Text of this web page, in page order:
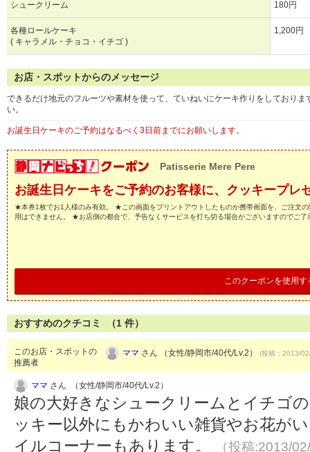
シュークリーム 180円
各種ロールケーキ
( キャラメル・チョコ・イチゴ )
1,200円
お店・スポットからのメッセージ
できるだけ地元のフルーツや素材を使って、ていねいにケーキ作りをしており
い。
お誕生日ケーキのご予約はなるべく3日前までにお願いします。
Patisserie Mere Pere
お誕生日ケーキをご予約のお客様に、クッキープレ
★本券1枚でお1人様のみ有効。 ★この画面をプリントアウトしたものか携帯画面を、ご注文
用はできません。 ★お店側の都合で、予告なくサービスを打ち切る場合がございますのでご了
このクーポンを使用す
おすすめのクチコミ （1 件）
このお店・スポットの
推薦者
ママ さん （女性/静岡市/40代/Lv.2） (投稿：2013/
ママ さん （女性/静岡市/40代/Lv.2）
娘の大好きなシュークリームとイチゴ
ッキー以外にもかわいい雑貨やお花が
イルコーナーもあります。
（投稿:2013/